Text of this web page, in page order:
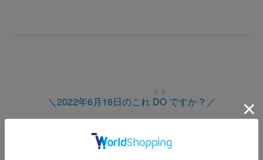
＼2022年6月16日のこれ DO
どう
ですか？／